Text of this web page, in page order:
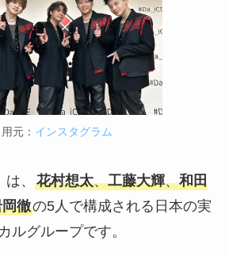
元： インスタグラム
は、 花村想太、工藤大輝、和田
徹の5人で構成される日本の実
ルグループです。